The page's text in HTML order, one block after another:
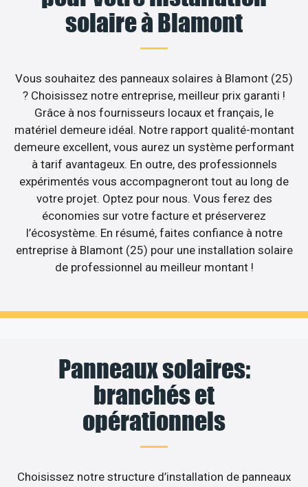
solaire à Blamont
Vous souhaitez des panneaux solaires à Blamont (25)
? Choisissez notre entreprise, meilleur prix garanti !
Grâce à nos fournisseurs locaux et français, le
matériel demeure idéal. Notre rapport qualité-montant
demeure excellent, vous aurez un système performant
à tarif avantageux. En outre, des professionnels
expérimentés vous accompagneront tout au long de
votre projet. Optez pour nous. Vous ferez des
économies sur votre facture et préserverez
l’écosystème. En résumé, faites confiance à notre
entreprise à Blamont (25) pour une installation solaire
de professionnel au meilleur montant !
Panneaux solaires:
branchés et
opérationnels
Choisissez notre structure d’installation de panneaux